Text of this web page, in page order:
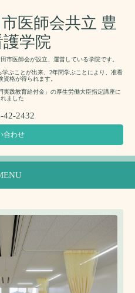
医師会共立 豊
学院
市医師会が設立、運営している学院です。
ぶことが出来、2年間学ぶことにより、准看
格が得られます。
践教育給付金」の厚生労働大臣指定講座に
ました
42-2432
合わせ